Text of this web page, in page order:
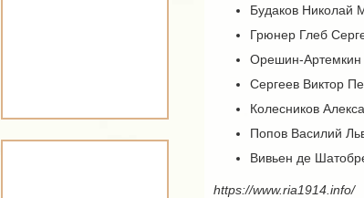
Будаков Николай
Грюнер Глеб
Орешин-Артемкин
Сергеев Виктор
Колесников
Попов Василий
Вивьен де
https://www.ria1914.info/